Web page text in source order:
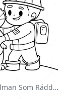
Modig Brandman Som Räddar En Katt Målarbild